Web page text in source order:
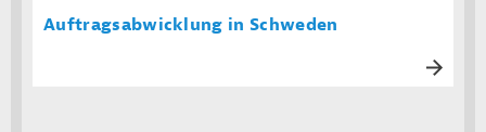
Auftragsabwicklung in Schweden